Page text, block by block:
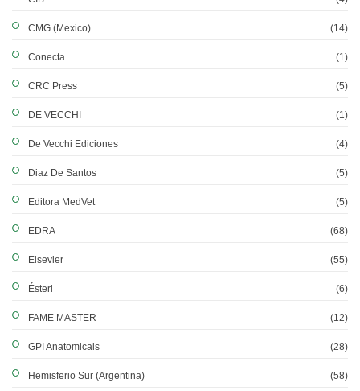
CMG (Mexico) (14)
Conecta (1)
CRC Press (5)
DE VECCHI (1)
De Vecchi Ediciones (4)
Diaz De Santos (5)
Editora MedVet (5)
EDRA (68)
Elsevier (55)
Ésteri (6)
FAME MASTER (12)
GPI Anatomicals (28)
Hemisferio Sur (Argentina) (58)